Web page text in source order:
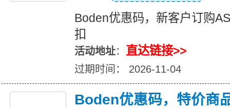
Boden优惠码，新客户订购
扣
活动地址： 直达链接>>
过期时间： 2026-11-04
Boden优惠码，特价商